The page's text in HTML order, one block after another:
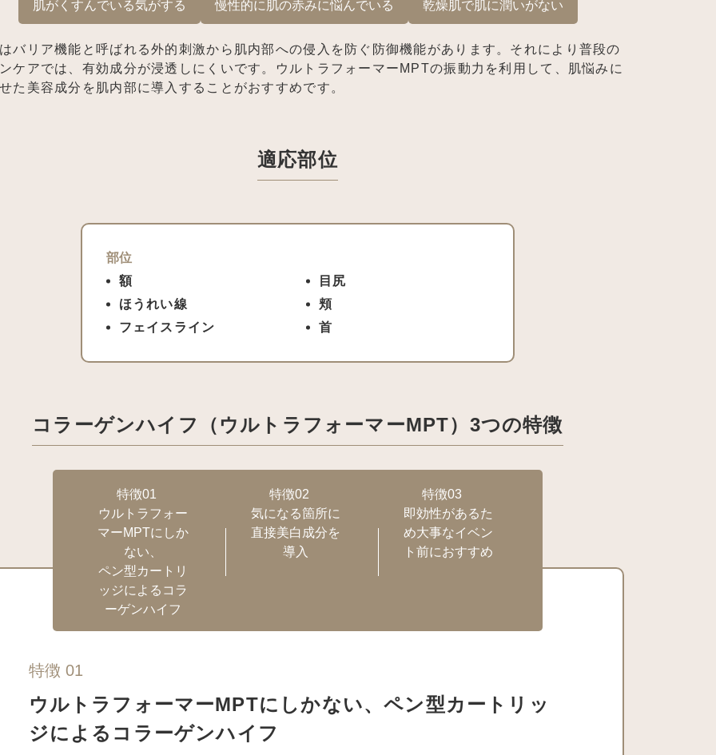
肌がくすんでいる気がする 慢性的に肌の赤みに悩んでいる 乾燥肌で肌に潤いがない
バリア機能と呼ばれる外的刺激から肌内部への侵入を防ぐ防御機能があります。それにより普段の
ケアでは、有効成分が浸透しにくいです。ウルトラフォーマーMPTの振動力を利用して、肌悩みに
た美容成分を肌内部に導入することがおすすめです。
適応部位
部位
額
目尻
ほうれい線
頬
フェイスライン
首
コラーゲンハイフ（ウルトラフォーマーMPT）3つの特徴
特徴01
ウルトラフォー
マーMPTにしか
ない、
ペン型カートリ
ッジによるコラ
ーゲンハイフ
特徴02
気になる箇所に
直接美白成分を
導入
特徴03
即効性があるた
め大事なイベン
ト前におすすめ
特徴 01
ウルトラフォーマーMPTにしかない、ペン型カートリッ
ジによるコラーゲンハイフ